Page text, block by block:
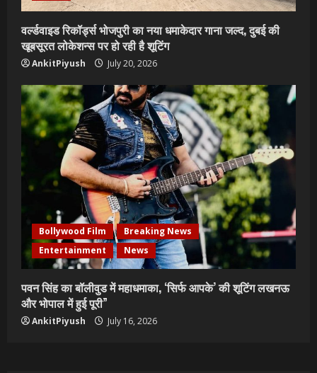
वर्ल्डवाइड रिकॉर्ड्स भोजपुरी का नया धमाकेदार गाना जल्द, दुबई की
खूबसूरत लोकेशन्स पर हो रही है शूटिंग
AnkitPiyush July 20, 2026
Bollywood Film
Breaking News
Entertainment
News
पवन सिंह का बॉलीवुड में महाधमाका, ‘सिर्फ आपके’ की शूटिंग लखनऊ
और भोपाल में हुई पूरी”
AnkitPiyush July 16, 2026